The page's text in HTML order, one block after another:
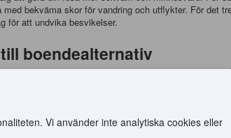
Vi använder inte analytiska cookies eller
bekväma skor för vandring och utflykter. För det
för att undvika besvikelser.
boendealternativ
guide